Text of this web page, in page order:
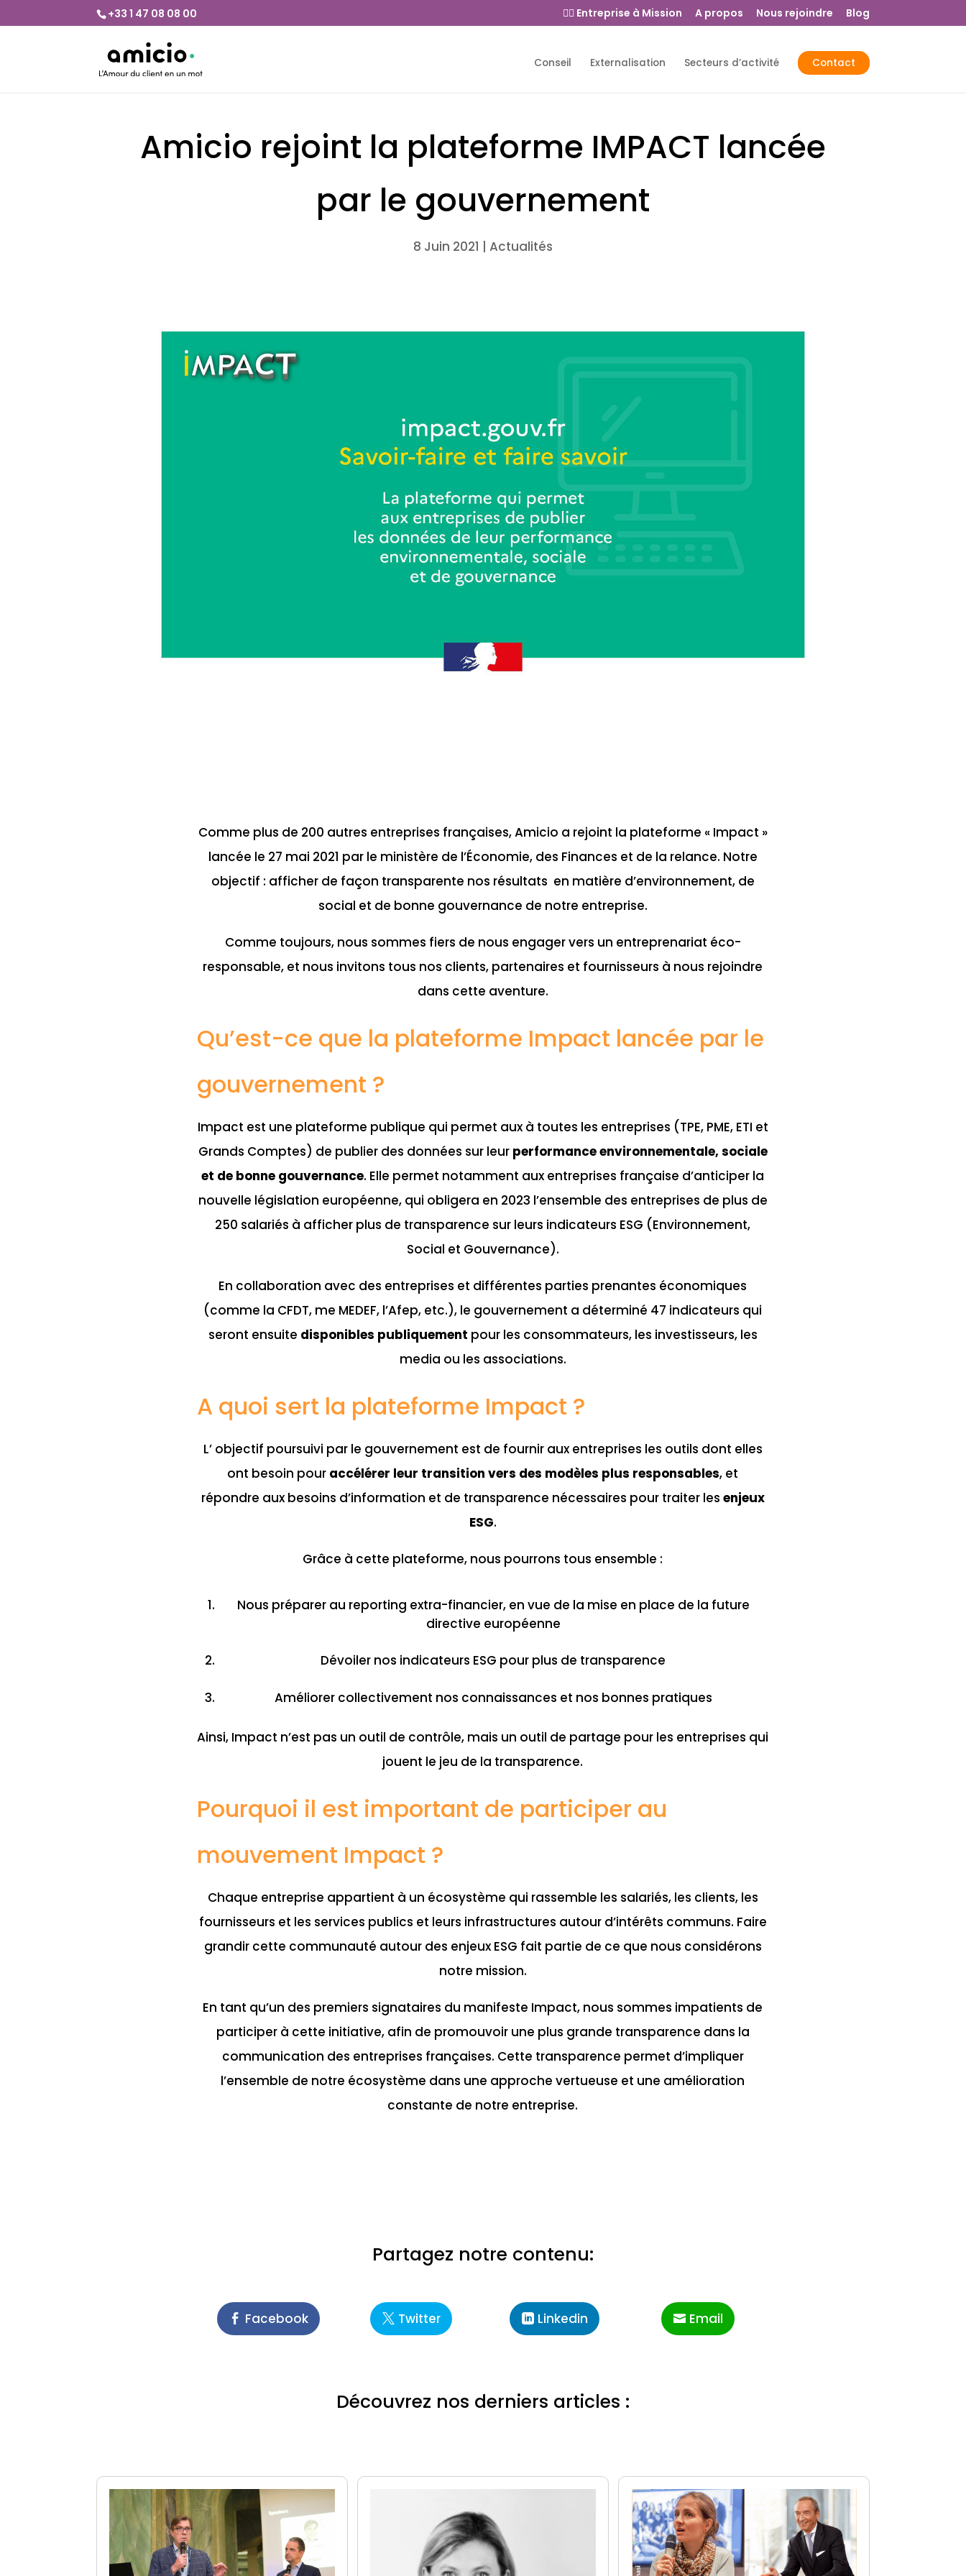
+33 1 47 08 08 00 👉🏻 Entreprise à Mission A propos Nous rejoindre Blog
Conseil Externalisation Secteurs d’activité Contact
Amicio rejoint la plateforme IMPACT lancée
par le gouvernement
8 Juin 2021 | Actualités
Comme plus de 200 autres entreprises françaises, Amicio a rejoint la plateforme « Impact »
lancée le 27 mai 2021 par le ministère de l’Économie, des Finances et de la relance. Notre
objectif : afficher de façon transparente nos résultats en matière d’environnement, de
social et de bonne gouvernance de notre entreprise.
Comme toujours, nous sommes fiers de nous engager vers un entreprenariat éco-
responsable, et nous invitons tous nos clients, partenaires et fournisseurs à nous rejoindre
dans cette aventure.
Qu’est-ce que la plateforme Impact lancée par le
gouvernement ?
Impact est une plateforme publique qui permet aux à toutes les entreprises (TPE, PME, ETI et
Grands Comptes) de publier des données sur leur performance environnementale, sociale
et de bonne gouvernance. Elle permet notamment aux entreprises française d’anticiper la
nouvelle législation européenne, qui obligera en 2023 l’ensemble des entreprises de plus de
250 salariés à afficher plus de transparence sur leurs indicateurs ESG (Environnement,
Social et Gouvernance).
En collaboration avec des entreprises et différentes parties prenantes économiques
(comme la CFDT, me MEDEF, l’Afep, etc.), le gouvernement a déterminé 47 indicateurs qui
seront ensuite disponibles publiquement pour les consommateurs, les investisseurs, les
media ou les associations.
A quoi sert la plateforme Impact ?
L’ objectif poursuivi par le gouvernement est de fournir aux entreprises les outils dont elles
ont besoin pour accélérer leur transition vers des modèles plus responsables, et
répondre aux besoins d’information et de transparence nécessaires pour traiter les enjeux
ESG.
Grâce à cette plateforme, nous pourrons tous ensemble :
Nous préparer au reporting extra-financier, en vue de la mise en place de la future
directive européenne
Dévoiler nos indicateurs ESG pour plus de transparence
Améliorer collectivement nos connaissances et nos bonnes pratiques
Ainsi, Impact n’est pas un outil de contrôle, mais un outil de partage pour les entreprises qui
jouent le jeu de la transparence.
Pourquoi il est important de participer au
mouvement Impact ?
Chaque entreprise appartient à un écosystème qui rassemble les salariés, les clients, les
fournisseurs et les services publics et leurs infrastructures autour d’intérêts communs. Faire
grandir cette communauté autour des enjeux ESG fait partie de ce que nous considérons
notre mission.
En tant qu’un des premiers signataires du manifeste Impact, nous sommes impatients de
participer à cette initiative, afin de promouvoir une plus grande transparence dans la
communication des entreprises françaises. Cette transparence permet d’impliquer
l’ensemble de notre écosystème dans une approche vertueuse et une amélioration
constante de notre entreprise.
Partagez notre contenu:
Facebook Twitter Linkedin Email
Découvrez nos derniers articles :